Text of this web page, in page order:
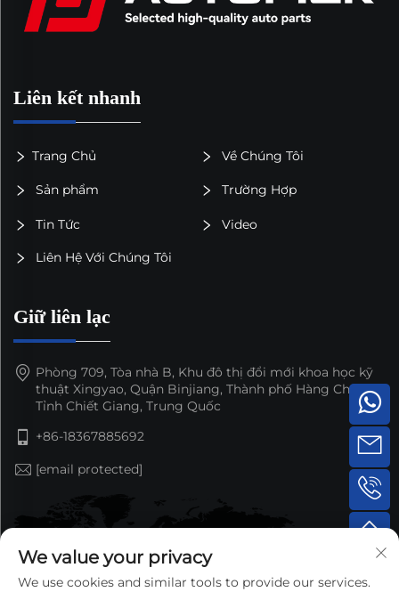
Liên kết nhanh
Trang Chủ Về Chúng Tôi
Sản phẩm Trường Hợp
Tin Tức Video
Liên Hệ Với Chúng Tôi
Giữ liên lạc
Phòng 709, Tòa nhà B, Khu đô thị đổi mới khoa học kỹ
thuật Xingyao, Quận Binjiang, Thành phố Hàng Châu,
Tỉnh Chiết Giang, Trung Quốc
+86-18367885692
[email protected]
We value your privacy
We use cookies and similar tools to provide our services.